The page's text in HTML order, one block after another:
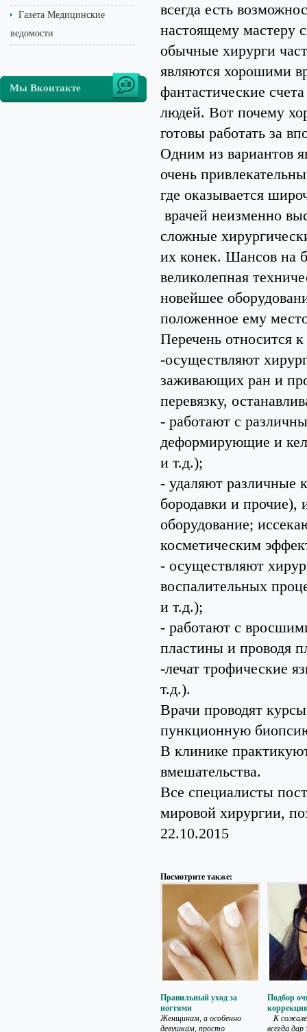
Газета Медицинские
ведомости
Мы Вконтакте
всегда есть
настоящему мастеру
обычные хирурги
являются хорошими
фантастические
людей. Вот почему
готовы работать за
Одним из вариантов
очень
где оказывается
врачей неизменно
сложные
их конек. Шансов на
великолепная
новейшее
положенное ему
Перечень относится
-осуществляют
заживающих ран и
перевязку,
- работают с
деформирующие и
и т.д.);
- удаляют различные
бородавки и прочие),
оборудование;
косметическим
- осуществляют
воспалительных
и т.д.);
- работают с
пластины и проводя
-лечат трофические
т.д.).
Врачи проводят
пункционную
В клинике
вмешательства.
Все специалисты
мировой хирургии,
22.10.2015
Посмотрите также:
Правильный уход за
ногтями
Женщинам, а особенно
девушкам, просто
Подбор
К
всегда